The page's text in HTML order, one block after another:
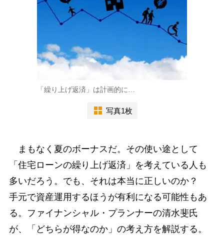
「繰り上げ返済」は計画的に…
写真1枚
まもなく夏のボーナスだ。その使い途として
「住宅ローンの繰り上げ返済」を考えている人も
多いだろう。でも、それは本当に正しいのか？
手元で資産運用するほうが有利になる可能性もあ
る。ファイナンシャル・プランナーの清水斐氏
が、「どちらが得なのか」の考え方を解説する。